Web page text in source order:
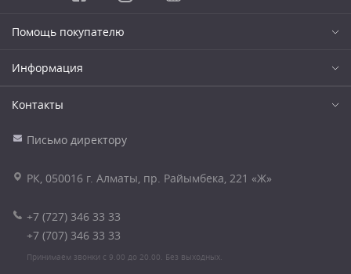
Помощь покупателю
Информация
Контакты
Письмо директору
РК, 050016 г. Алматы, пр. Райымбека, 221 «Ж»
+7 (727) 346 33 33
+7 (707) 346 33 33
Принимаем звонки с 9.00 до 20.00. Без выходных.